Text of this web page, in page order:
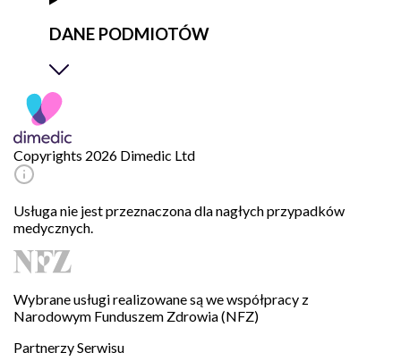
DANE PODMIOTÓW
Copyrights 2026 Dimedic Ltd
Usługa nie jest przeznaczona dla nagłych przypadków
medycznych.
Wybrane usługi realizowane są we współpracy z
Narodowym Funduszem Zdrowia (NFZ)
Partnerzy Serwisu